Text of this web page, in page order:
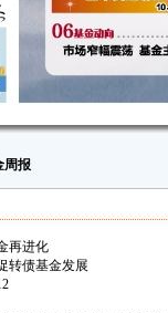
周报
再进化
转债基金发展